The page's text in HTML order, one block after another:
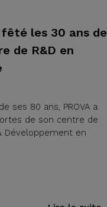
fêté les 30 ans de
de R&D en
ses 80 ans, PROVA a
de son centre de
Développement en